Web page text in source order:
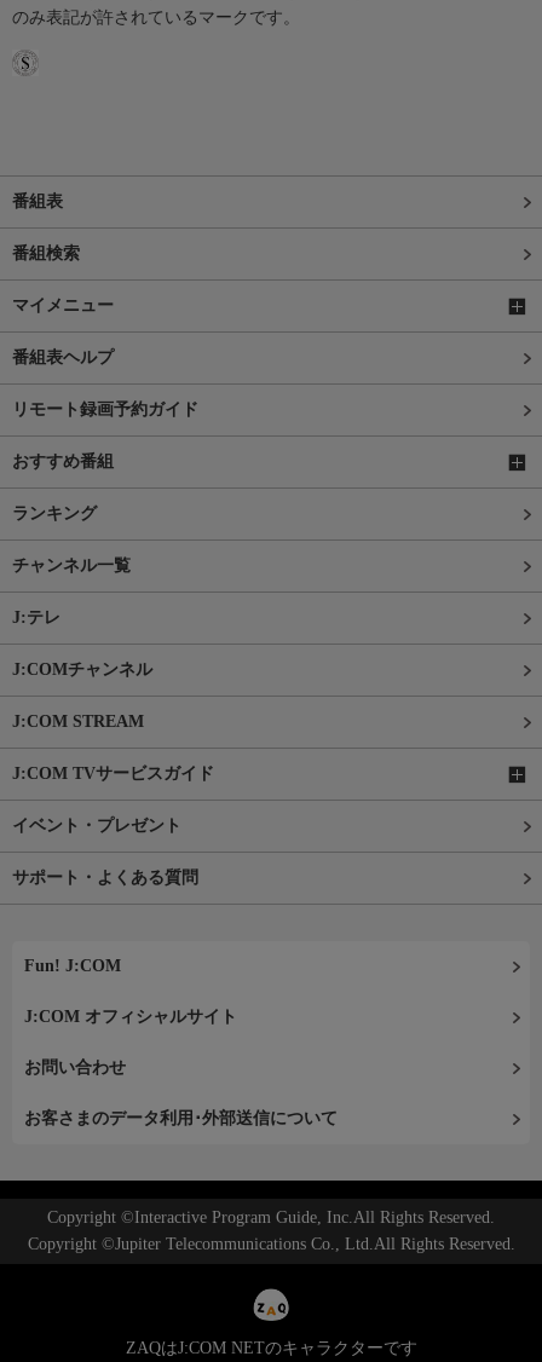
のみ表記が許されているマークです。
番組表
番組検索
マイメニュー
番組表ヘルプ
リモート録画予約ガイド
おすすめ番組
ランキング
チャンネル一覧
J:テレ
J:COMチャンネル
J:COM STREAM
J:COM TVサービスガイド
イベント・プレゼント
サポート・よくある質問
Fun! J:COM
J:COM オフィシャルサイト
お問い合わせ
お客さまのデータ利用･外部送信について
Copyright ©Interactive Program Guide, Inc.All Rights Reserved.
Copyright ©Jupiter Telecommunications Co., Ltd.All Rights Reserved.
ZAQはJ:COM NETのキャラクターです